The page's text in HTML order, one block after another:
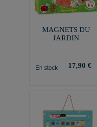
MAGNETS DU
JARDIN
En stock 17,90 €